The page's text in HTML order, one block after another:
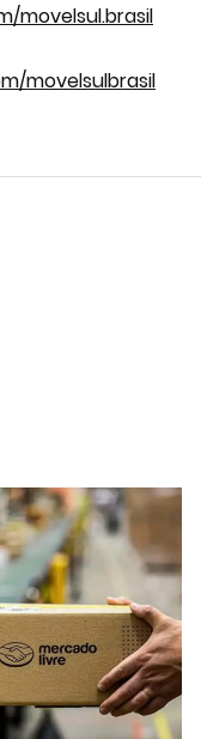
movelsul.brasil
movelsulbrasil